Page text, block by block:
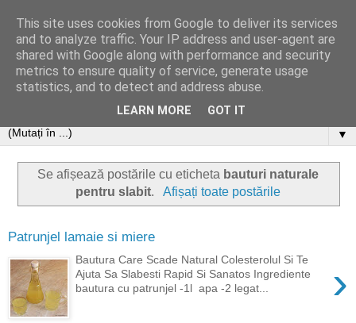
▼
Se afișează postările cu eticheta bauturi naturale
pentru slabit. Afișați toate postările
Patrunjel lamaie si miere
›
Bautura Care Scade Natural Colesterolul Si Te
Ajuta Sa Slabesti Rapid Si Sanatos Ingrediente
bautura cu patrunjel -1l apa -2 legat...
This site uses cookies from Google to deliver its services
and to analyze traffic. Your IP address and user-agent are
shared with Google along with performance and security
metrics to ensure quality of service, generate usage
statistics, and to detect and address abuse.
LEARN MORE GOT IT